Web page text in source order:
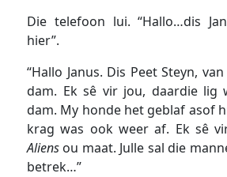
Die telefoon lui. “Hallo…dis
hier”.
“Hallo Janus. Dis Peet Steyn,
dam. Ek sê vir jou, daardie lig
dam. My honde het geblaf asof
krag was ook weer af. Ek sê
Aliens ou maat. Julle sal die
betrek…”